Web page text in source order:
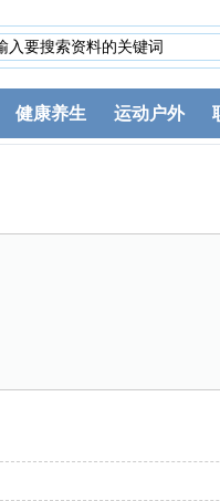
健康养生 运动户外